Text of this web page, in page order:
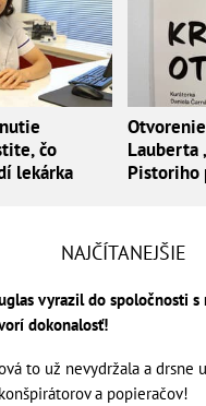
čo
lekárka
Lauberta
Pistoriho
NAJČÍTANEJŠIE
vyrazil do spoločnosti s
dokonalosť!
to už nevydržala a drsne
a popieračov!